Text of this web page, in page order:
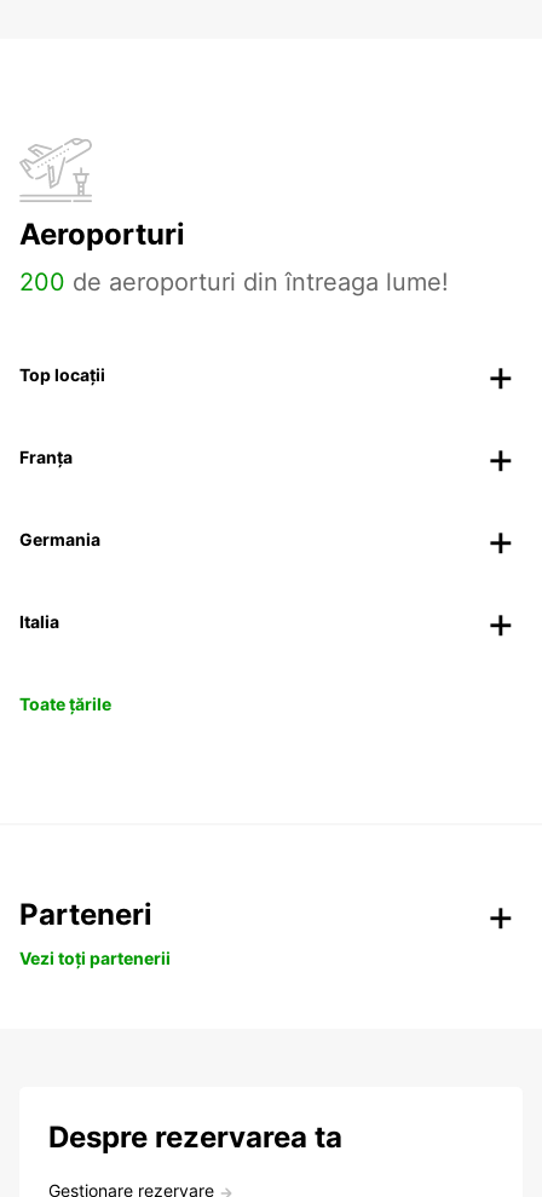
Aeroporturi
200 de aeroporturi din întreaga lume!
Top locații
Franța
Germania
Italia
Toate țările
Parteneri
Vezi toți partenerii
Despre rezervarea ta
Gestionare rezervare